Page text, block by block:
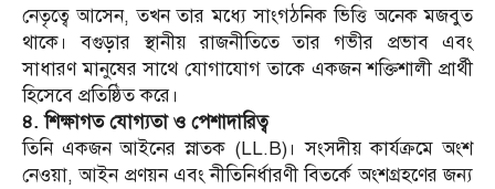
নেতৃত্বে আসেন, তখন তার মধ্যে সাংগঠনিক ভিত্তি অনেক মজবুত
থাকে। বগুড়ার স্থানীয় রাজনীতিতে তার গভীর প্রভাব এবং
সাধারণ মানুষের সাথে যোগাযোগ তাকে একজন শক্তিশালী প্রার্থী
হিসেবে প্রতিষ্ঠিত করে।
​৪. শিক্ষাগত যোগ্যতা ও পেশাদারিত্ব
​তিনি একজন আইনের স্নাতক (LL.B)। সংসদীয় কার্যক্রমে অংশ
নেওয়া, আইন প্রণয়ন এবং নীতিনির্ধারণী বিতর্কে অংশগ্রহণের জন্য